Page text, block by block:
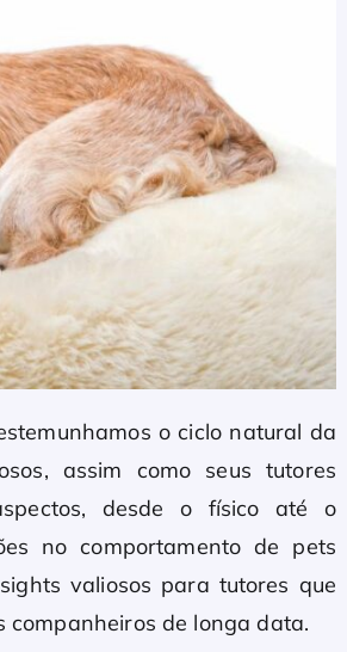
o ciclo natural da
assim como seus tutores
desde o físico até o
no comportamento de pets
valiosos para tutores que
companheiros de longa data.